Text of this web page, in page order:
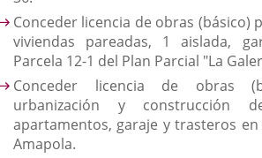
Conceder licencia de obras (básico)
viviendas pareadas, 1 aislada,
Parcela 12-1 del Plan Parcial "La
Conceder licencia de obras
urbanización y construcción
apartamentos, garaje y trasteros en
Amapola.